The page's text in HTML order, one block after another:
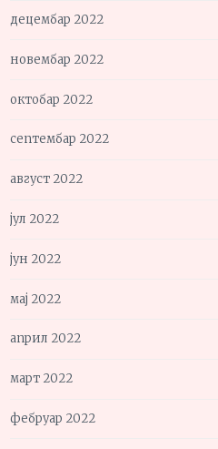
децембар 2022
новембар 2022
октобар 2022
септембар 2022
август 2022
јул 2022
јун 2022
мај 2022
април 2022
март 2022
фебруар 2022